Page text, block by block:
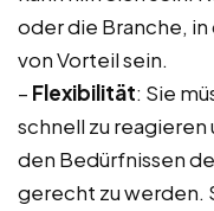
oder die Branche,
von Vorteil sein.
– Flexibilität: Sie
schnell zu reagieren
den Bedürfnissen
gerecht zu werden.